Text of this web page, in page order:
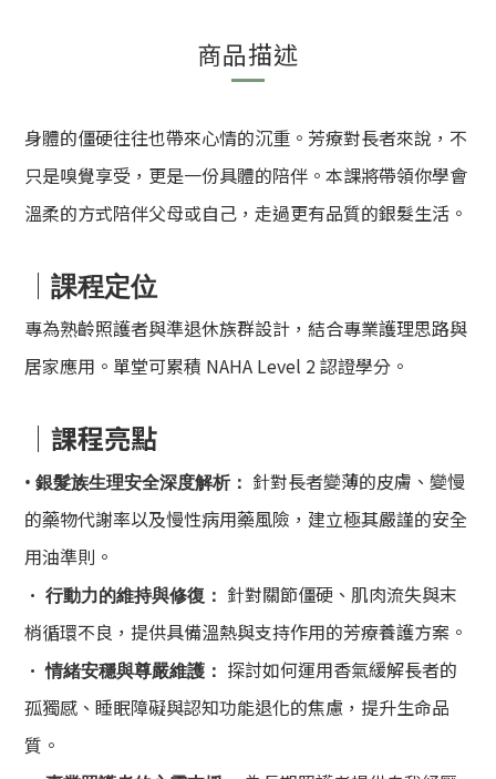
商品描述
身體的僵硬往往也帶來心情的沉重。芳療對長者來說，不
只是嗅覺享受，更是一份具體的陪伴。本課將帶領你學會
溫柔的方式陪伴父母或自己，走過更有品質的銀髮生活。
｜ 課程定位
專為熟齡照護者與準退休族群設計，結合專業護理思路與
居家應用。單堂可累積 NAHA Level 2 認證學分。
｜ 課程亮點
• 銀髮族生理安全深度解析：
針對長者變薄的皮膚、變慢
的藥物代謝率以及慢性病用藥風險，建立極其嚴謹的安全
用油準則。
• 行動力的維持與修復：
針對關節僵硬、肌肉流失與末
梢循環不良，提供具備溫熱與支持作用的芳療養護方案。
•情緒安穩與尊嚴維護：
探討如何運用香氣緩解長者的
孤獨感、睡眠障礙與認知功能退化的焦慮，提升生命品
質。